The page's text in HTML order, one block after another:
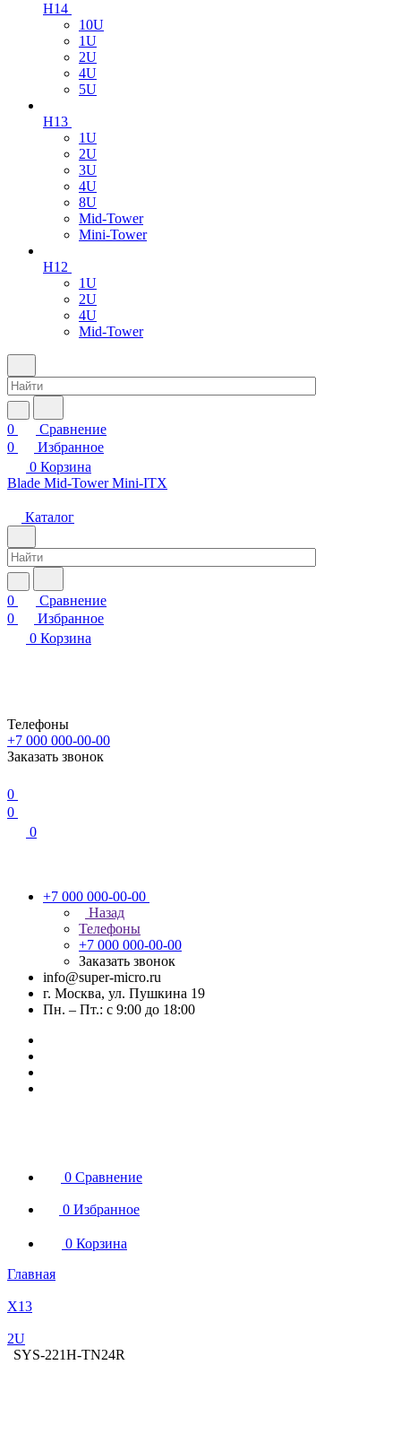
H14
10U
1U
2U
4U
5U
H13
1U
2U
3U
4U
8U
Mid-Tower
Mini-Tower
H12
1U
2U
4U
Mid-Tower
0
Сравнение
0
Избранное
0 Корзина
Blade Mid-Tower Mini-ITX
Каталог
0
Сравнение
0
Избранное
0 Корзина
Телефоны
+7 000 000-00-00
Заказать звонок
0
0
0
+7 000 000-00-00
Назад
Телефоны
+7 000 000-00-00
Заказать звонок
info@super-micro.ru
г. Москва, ул. Пушкина 19
Пн. – Пт.: с 9:00 до 18:00
0 Сравнение
0 Избранное
0 Корзина
Главная
X13
2U
SYS-221H-TN24R